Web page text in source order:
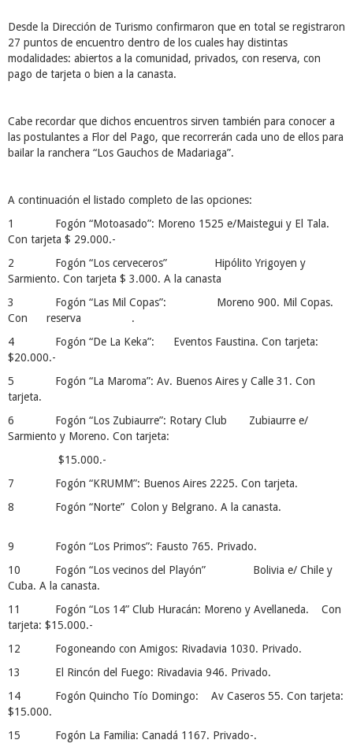
Desde la Dirección de Turismo confirmaron que en total se registraron
27 puntos de encuentro dentro de los cuales hay distintas
modalidades: abiertos a la comunidad, privados, con reserva, con
pago de tarjeta o bien a la canasta.
Cabe recordar que dichos encuentros sirven también para conocer a
las postulantes a Flor del Pago, que recorrerán cada uno de ellos para
bailar la ranchera “Los Gauchos de Madariaga”.
A continuación el listado completo de las opciones:
1 Fogón “Motoasado”: Moreno 1525 e/Maistegui y El Tala.
Con tarjeta $ 29.000.-
2 Fogón “Los cerveceros” Hipólito Yrigoyen y
Sarmiento. Con tarjeta $ 3.000. A la canasta
3 Fogón “Las Mil Copas”: Moreno 900. Mil Copas.
Con reserva .
4 Fogón “De La Keka”: Eventos Faustina. Con tarjeta:
$20.000.-
5 Fogón “La Maroma”: Av. Buenos Aires y Calle 31. Con
tarjeta.
6 Fogón “Los Zubiaurre”: Rotary Club Zubiaurre e/
Sarmiento y Moreno. Con tarjeta:
$15.000.-
7 Fogón “KRUMM”: Buenos Aires 2225. Con tarjeta.
8 Fogón “Norte” Colon y Belgrano. A la canasta.
9 Fogón “Los Primos”: Fausto 765. Privado.
10 Fogón “Los vecinos del Playón” Bolivia e/ Chile y
Cuba. A la canasta.
11 Fogón “Los 14” Club Huracán: Moreno y Avellaneda. Con
tarjeta: $15.000.-
12 Fogoneando con Amigos: Rivadavia 1030. Privado.
13 El Rincón del Fuego: Rivadavia 946. Privado.
14 Fogón Quincho Tío Domingo: Av Caseros 55. Con tarjeta:
$15.000.
15 Fogón La Familia: Canadá 1167. Privado-.